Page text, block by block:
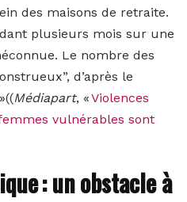
des maisons de retraite.
plusieurs mois sur une
Le nombre des
d’après le
((Médiapart, «Violences
vulnérables sont
: un obstacle à